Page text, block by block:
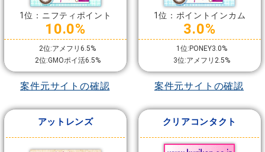
1位：ニフティポイント
10.0%
2位:アメフリ6.5%
2位:GMOポイ活6.5%
案件元サイトの確認
1位：ポイントインカム
3.0%
1位:PONEY3.0%
3位:アメフリ2.5%
案件元サイトの確認
アットレンズ クリアコンタクト